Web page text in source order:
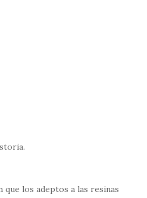
que los adeptos a las resinas